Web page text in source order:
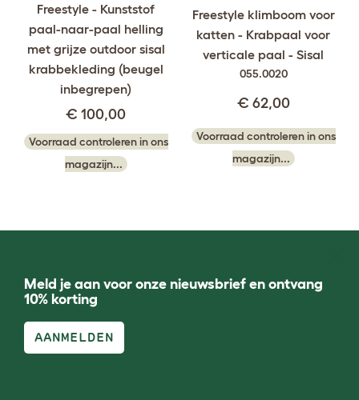
Freestyle - Kunststof
paal-naar-paal helling
met grijze outdoor sisal
krabbekleding (beugel
inbegrepen)
€ 100,00
Voorraad controleren in ons
magazijn...
Freestyle klimboom voor
katten - Krabpaal voor
verticale paal - Sisal
055.0020
€ 62,00
Voorraad controleren in ons
magazijn...
Meld je aan voor onze nieuwsbrief en ontvang
10% korting
AANMELDEN